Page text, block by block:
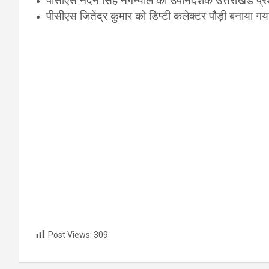
पीसीएस जितेंद्र कुमार को डिप्टी कलेक्टर पौड़ी बनाया
Post Views: 309